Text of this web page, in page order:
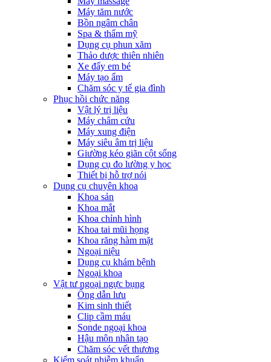
Máy tăm nước
Bồn ngâm chân
Spa & thẩm mỹ
Dụng cụ phun xăm
Thảo dược thiên nhiên
Xe đẩy em bé
Máy tạo ẩm
Chăm sóc y tế gia đình
Phục hồi chức năng
Vật lý trị liệu
Máy châm cứu
Máy xung điện
Máy siêu âm trị liệu
Giường kéo giãn cột sống
Dụng cụ đo lường y học
Thiết bị hỗ trợ nói
Dụng cụ chuyên khoa
Khoa sản
Khoa mắt
Khoa chỉnh hình
Khoa tai mũi họng
Khoa răng hàm mặt
Ngoại niệu
Dụng cụ khám bệnh
Ngoại khoa
Vật tư ngoại ngực bụng
Ống dẫn lưu
Kim sinh thiết
Clip cầm máu
Sonde ngoại khoa
Hậu môn nhân tạo
Chăm sóc vết thương
Kiểm soát nhiễm khuẩn